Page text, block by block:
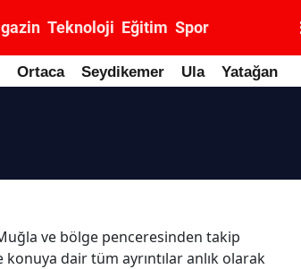
Teknoloji Eğitim Spor
Ortaca Seydikemer Ula Yatağan
ve bölge penceresinden takip
dair tüm ayrıntılar anlık olarak